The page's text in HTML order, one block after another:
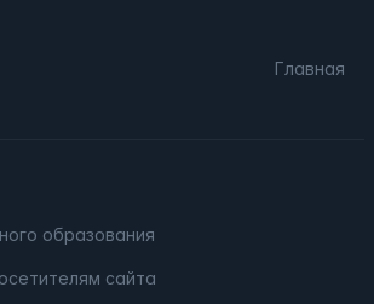
Главная
образования
сайта